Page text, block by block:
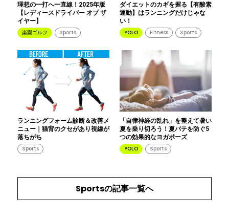
理想の一打へ一直線！2025年版
【レディースドライバー オブ ザ
イヤー】
楽園ゴルフ Sports
ダイエットのカギを握る【有酸素
運動】はランニングだけじゃな
い！
YOLO Fitness Sports
ランニングフォーム診断＆改善メ
ニュー｜猫背のクセがあり視線が
落ちがち
Sports
「自律神経の乱れ」を整えて暑い
夏を乗り切ろう！夏バテを防ぐ5
つの効果的なヨガポーズ
YOLO Sports
Sportsの記事一覧へ